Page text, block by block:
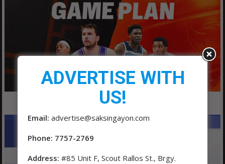
ADVERTISE WITH
US!
Email: advertise@saksingayon.com
Phone: 7757-2769
Address: #85 Unit F, Scout Rallos St., Brgy.